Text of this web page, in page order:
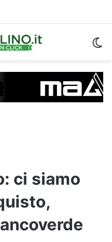
ci siamo